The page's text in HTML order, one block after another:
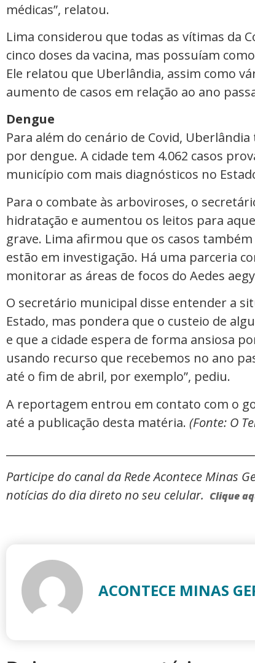
médicas”, relatou.
Lima considerou que todas as vítimas da
cinco doses da vacina, mas possuíam
Ele relatou que Uberlândia, assim como
aumento de casos em relação ao ano
Dengue
Para além do cenário de Covid,
por dengue. A cidade tem 4.062 casos
município com mais diagnósticos no
Para o combate às arboviroses, o
hidratação e aumentou os leitos para
grave. Lima afirmou que os casos
estão em investigação. Há uma parceria
monitorar as áreas de focos do Aedes
O secretário municipal disse entender a
Estado, mas pondera que o custeio de
e que a cidade espera de forma ansiosa
usando recurso que recebemos no ano
até o fim de abril, por exemplo”, pediu.
A reportagem entrou em contato com o
até a publicação desta matéria. (Fonte: O
Participe do canal da Rede Acontece Minas
notícias do dia direto no seu celular. Clique
ACONTECE MINAS